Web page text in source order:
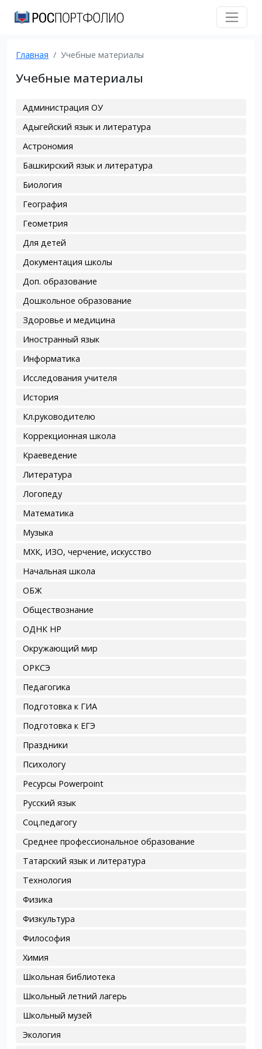
Главная Учебные материалы
Учебные материалы
Администрация ОУ
Адыгейский язык и литература
Астрономия
Башкирский язык и литература
Биология
География
Геометрия
Для детей
Документация школы
Доп. образование
Дошкольное образование
Здоровье и медицина
Иностранный язык
Информатика
Исследования учителя
История
Кл.руководителю
Коррекционная школа
Краеведение
Литература
Логопеду
Математика
Музыка
МХК, ИЗО, черчение, искусство
Начальная школа
ОБЖ
Обществознание
ОДНК НР
Окружающий мир
ОРКСЭ
Педагогика
Подготовка к ГИА
Подготовка к ЕГЭ
Праздники
Психологу
Ресурсы Powerpoint
Русский язык
Соц.педагогу
Среднее профессиональное образование
Татарский язык и литература
Технология
Физика
Физкультура
Философия
Химия
Школьная библиотека
Школьный летний лагерь
Школьный музей
Экология